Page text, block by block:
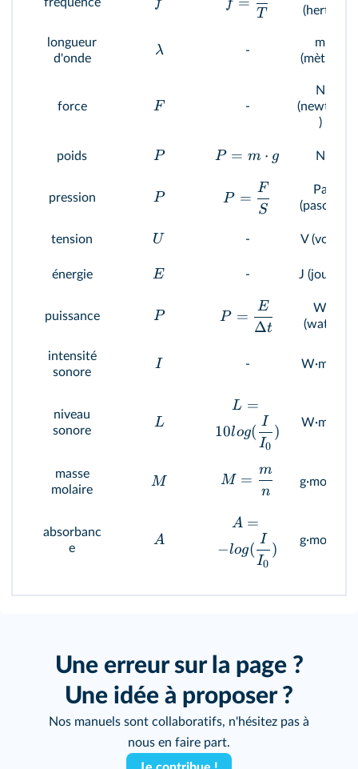
f
T
(hertz)
longueur
d'onde
λ -
m
(mètre)
force F -
N
(newton
)
poids P P = m ⋅ g N
pression P P =
S
F
Pa
(pascal)
tension U - V (volt)
énergie E - J (joule)
puissance P P =
Δt
E
W
(watt)
intensité
sonore
I - W·m
niveau
sonore
L
L =
10log(
I0
I
)
W·m
masse
molaire
M M =
n
m
g·mol
absorbanc
e
A
A =
−log(
I0
I
)
g·mol
Une erreur sur la page ?
Une idée à proposer ?
Nos manuels sont collaboratifs, n'hésitez pas à
nous en faire part.